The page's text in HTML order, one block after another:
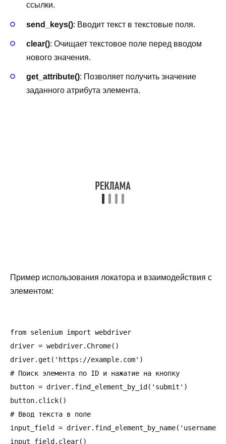
ссылки.
send_keys(): Вводит текст в текстовые поля.
clear(): Очищает текстовое поле перед вводом
нового значения.
get_attribute(): Позволяет получить значение
заданного атрибута элемента.
Пример использования локатора и взаимодействия с
элементом:
from selenium import webdriver
driver = webdriver.Chrome()
driver.get('https://example.com')
# Поиск элемента по ID и нажатие на кнопку
button = driver.find_element_by_id('submit')
button.click()
# Ввод текста в поле
input_field = driver.find_element_by_name('username')
input_field.clear()